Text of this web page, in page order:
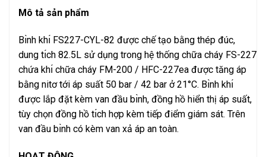
Mô tả sản phẩm
Bı̀nh khı́ FS227-CYL-82 được chế tạo bằng thép đúc,
dung tı́ch 82.5L sử dụng trong hệ thống chữa cháy FS-227
chứa khı́ chữa cháy FM-200 / HFC-227ea được tăng áp
bằng nitơ tới áp suất 50 bar / 42 bar ở 21°C. Bı̀nh khı́
được lắp đặt kèm van đầu bı̀nh, đồng hồ hiển thị áp suất,
tùy chọn đồng hồ tı́ch hợp kèm tiếp điểm giám sát. Trên
van đầu bı̀nh có kèm van xả áp an toàn.